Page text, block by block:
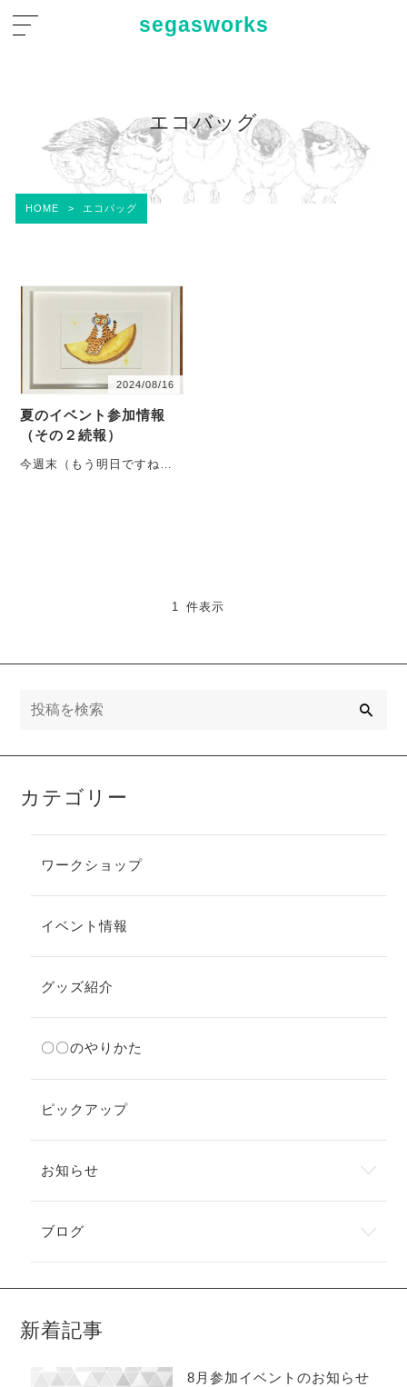
segasworks
エコバッグ
HOME > エコバッグ
2024/08/16
夏のイベント参加情報
（その２続報）
今週末（もう明日ですね）
1 件表示
カテゴリー
ワークショップ
イベント情報
グッズ紹介
〇〇のやりかた
ピックアップ
お知らせ
ブログ
新着記事
8月参加イベントのお知らせ